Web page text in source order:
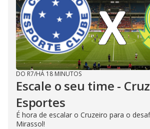
DO R7/HÁ 18 MINUTOS
Escale o seu time -
Esportes
É hora de escalar o Cruzeiro para o
Mirassol!